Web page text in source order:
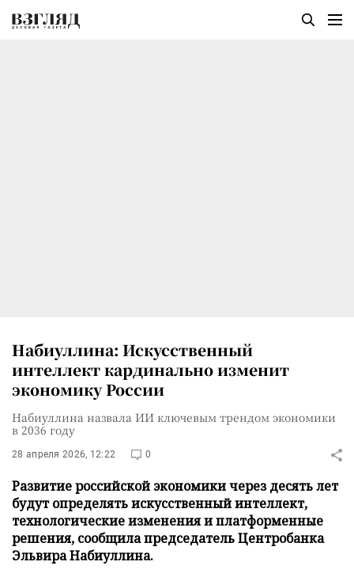
Набиуллина: Искусственный
интеллект кардинально изменит
экономику России
Набиуллина назвала ИИ ключевым трендом экономики
в 2036 году
28 апреля 2026, 12:22 0
Развитие российской экономики через десять лет
будут определять искусственный интеллект,
технологические изменения и платформенные
решения, сообщила председатель Центробанка
Эльвира Набиуллина.